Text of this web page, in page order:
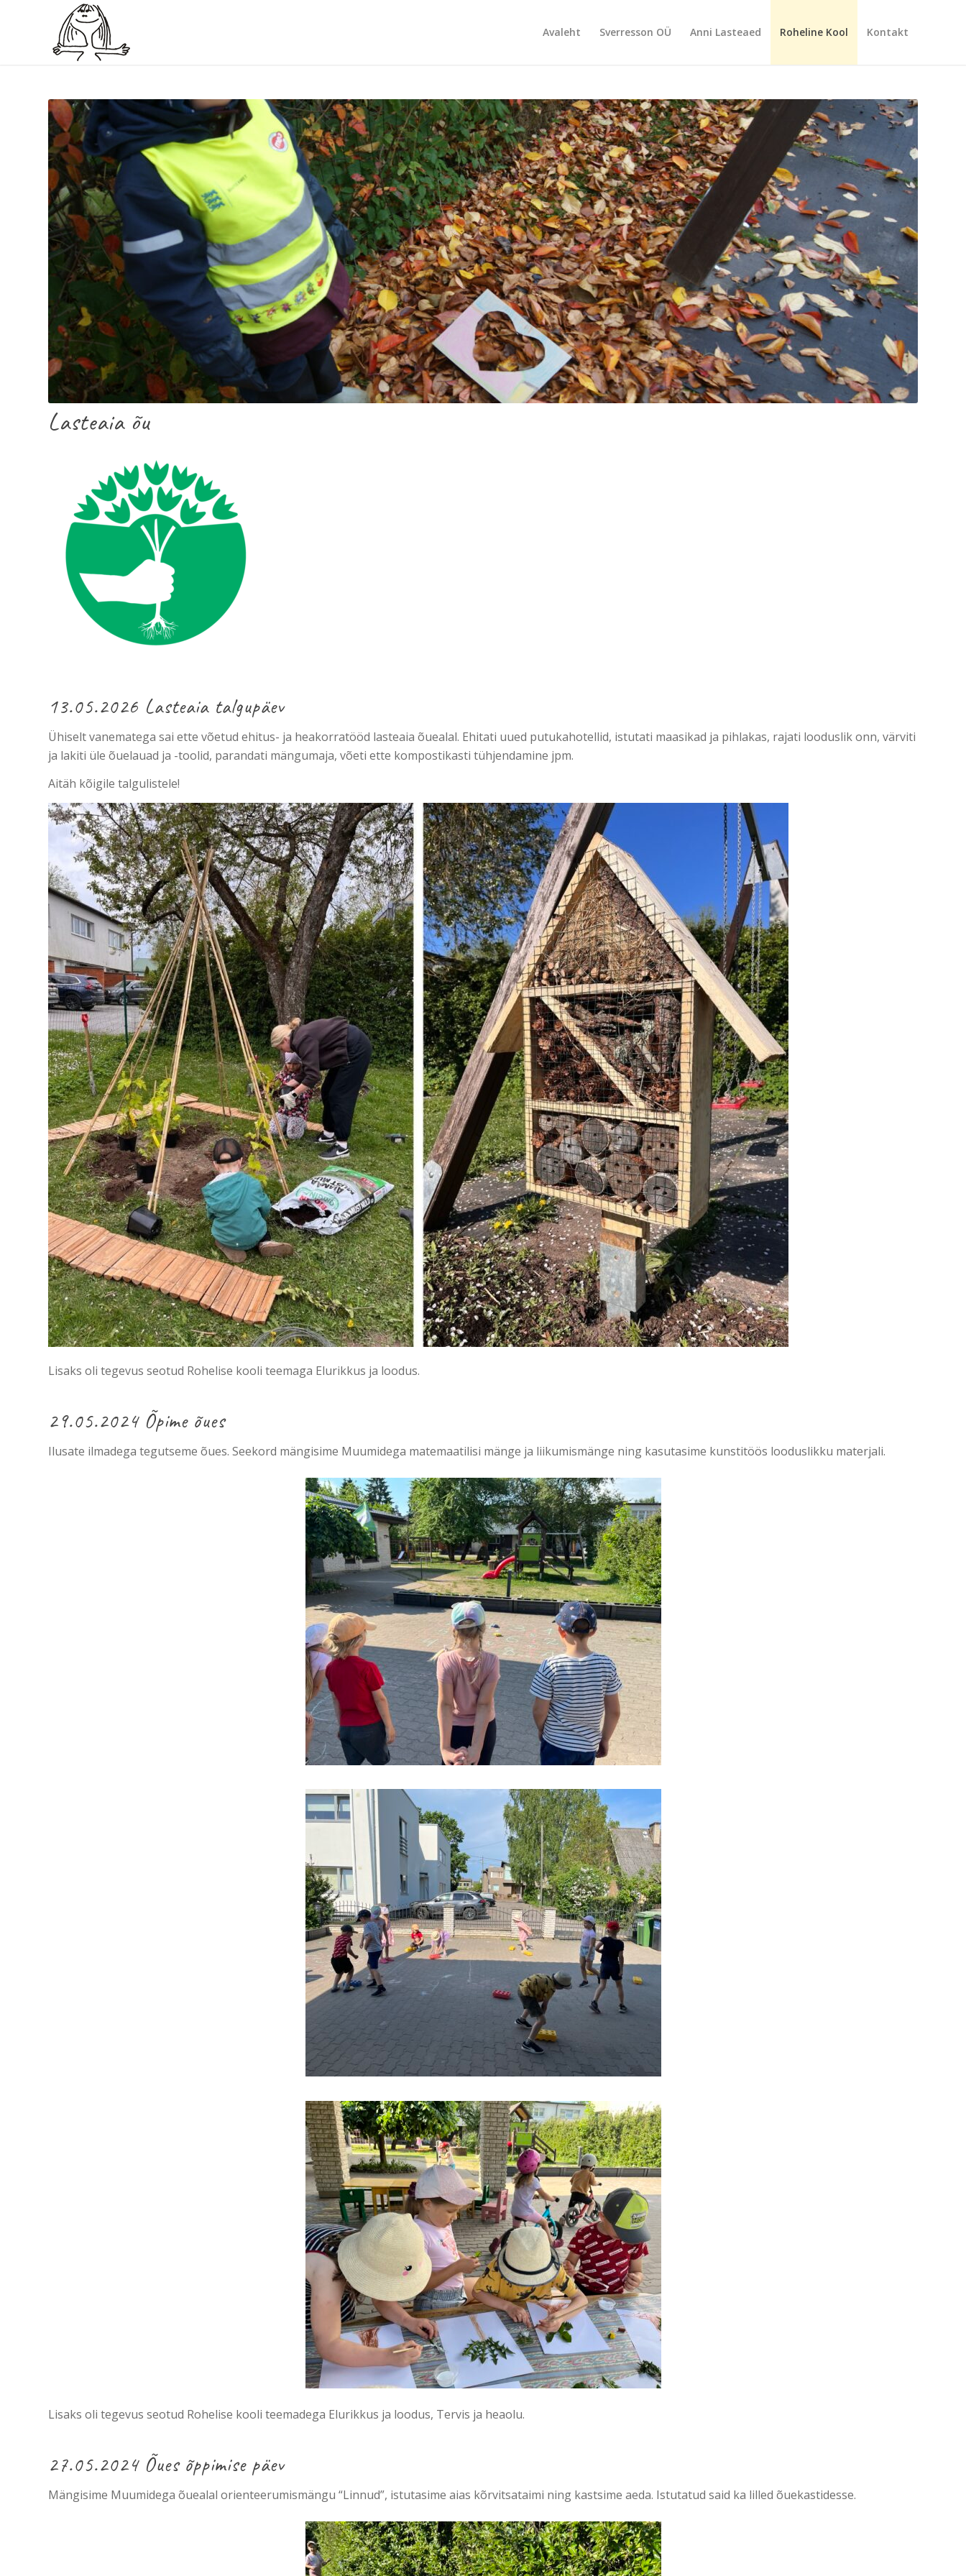
Avaleht Sverresson OÜ Anni Lasteaed Roheline Kool Kontakt
Lasteaia õu
13.05.2026 Lasteaia talgupäev
Ühiselt vanematega sai ette võetud ehitus- ja heakorratööd lasteaia õuealal. Ehitati uued putukahotellid, istutati maasikad ja pihlakas, rajati looduslik onn, värviti
ja lakiti üle õuelauad ja -toolid, parandati mängumaja, võeti ette kompostikasti tühjendamine jpm.
Aitäh kõigile talgulistele!
Lisaks oli tegevus seotud Rohelise kooli teemaga Elurikkus ja loodus.
29.05.2024 Õpime õues
Ilusate ilmadega tegutseme õues. Seekord mängisime Muumidega matemaatilisi mänge ja liikumismänge ning kasutasime kunstitöös looduslikku materjali.
Lisaks oli tegevus seotud Rohelise kooli teemadega Elurikkus ja loodus, Tervis ja heaolu.
27.05.2024 Õues õppimise päev
Mängisime Muumidega õuealal orienteerumismängu “Linnud”, istutasime aias kõrvitsataimi ning kastsime aeda. Istutatud said ka lilled õuekastidesse.